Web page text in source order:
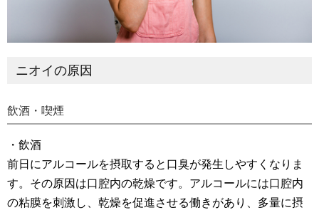
ニオイの原因
飲酒・喫煙
・飲酒
前日にアルコールを摂取すると口臭が発生しやすくなりま
す。その原因は口腔内の乾燥です。アルコールには口腔内
の粘膜を刺激し、乾燥を促進させる働きがあり、多量に摂